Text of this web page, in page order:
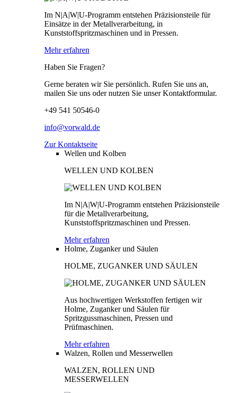
Im N|A|W|U-Programm entstehen Präzisionsteile für
Einsätze in der Metallverarbeitung, in
Kunststoffspritzmaschinen und in Pressen.
Mehr erfahren
Haben Sie Fragen?
Gerne beraten wir Sie persönlich. Rufen Sie uns an,
mailen Sie uns oder nutzen Sie unser Kontaktformular.
+49 541 50546-0
info@vorwald.de
Zur Kontaktseite
Wellen und Kolben
WELLEN UND KOLBEN
Im N|A|W|U-Programm entstehen Präzisionsteile
für die Metallverarbeitung,
Kunststoffspritzmaschinen und Pressen.
Mehr erfahren
Holme, Zuganker und Säulen
HOLME, ZUGANKER UND SÄULEN
Aus hochwertigen Werkstoffen fertigen wir
Holme, Zuganker und Säulen für
Spritzgussmaschinen, Pressen und
Prüfmaschinen.
Mehr erfahren
Walzen, Rollen und Messerwellen
WALZEN, ROLLEN UND
MESSERWELLEN